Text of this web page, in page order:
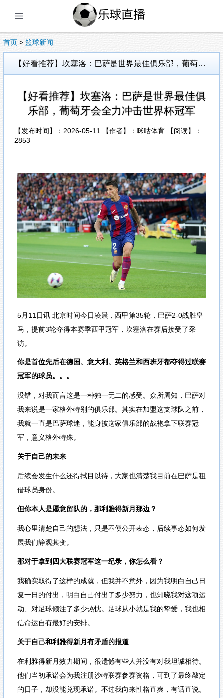
首页 > 篮球新闻
【好看推荐】坎塞洛：巴萨是世界最佳俱乐部，葡萄牙会全力冲击世界杯冠军
【好看推荐】坎塞洛：巴萨是世界最佳俱
乐部，葡萄牙会全力冲击世界杯冠军
【发布时间】：2026-05-11 【作者】：咪咕体育 【阅读】：
2853
5月11日讯 北京时间今日凌晨，西甲第35轮，巴萨2-0战胜皇
马，提前3轮夺得本赛季西甲冠军，坎塞洛在赛后接受了采
访。
你是首位先后在德国、意大利、英格兰和西班牙都夺得过联赛
冠军的球员。。。
没错，对我而言这是一种独一无二的感受。众所周知，巴萨对
我来说是一家格外特别的俱乐部。其实在加盟这支球队之前，
我就一直是巴萨球迷，能身披这家俱乐部的战袍拿下联赛冠
军，意义格外特殊。
关于自己的未来
后续会发生什么还得拭目以待，大家也清楚我目前在巴萨是租
借球员身份。
但你本人是愿意留队的，那利雅得新月那边？
我心里清楚自己的想法，只是不便公开表态，后续事态如何发
展我们静观其变。
那对于拿到四大联赛冠军这一纪录，你怎么看？
我确实取得了这样的成就，但我并不意外，因为我明白自己日
复一日的付出，明白自己付出了多少努力，也知晓我对这项运
动、对足球倾注了多少热忱。足球从小就是我的挚爱，我也相
信命运自有最好的安排。
关于自己和利雅得新月有矛盾的报道
在利雅得新月效力期间，很遗憾有些人并没有对我坦诚相待。
他们当初承诺会为我注册沙特联赛参赛资格，可到了最终敲定
的日子，却没能兑现承诺。不过我向来性格直爽，有话直说。